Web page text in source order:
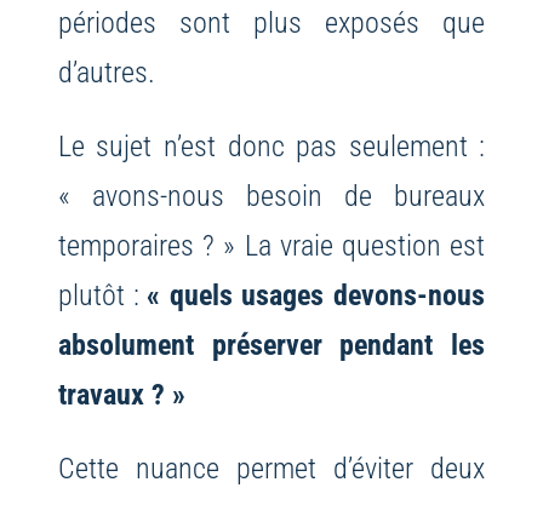
périodes sont plus exposés que
d’autres.
Le sujet n’est donc pas seulement :
« avons-nous besoin de bureaux
temporaires ? » La vraie question est
plutôt : « quels usages devons-nous
absolument préserver pendant les
travaux ? »
Cette nuance permet d’éviter deux